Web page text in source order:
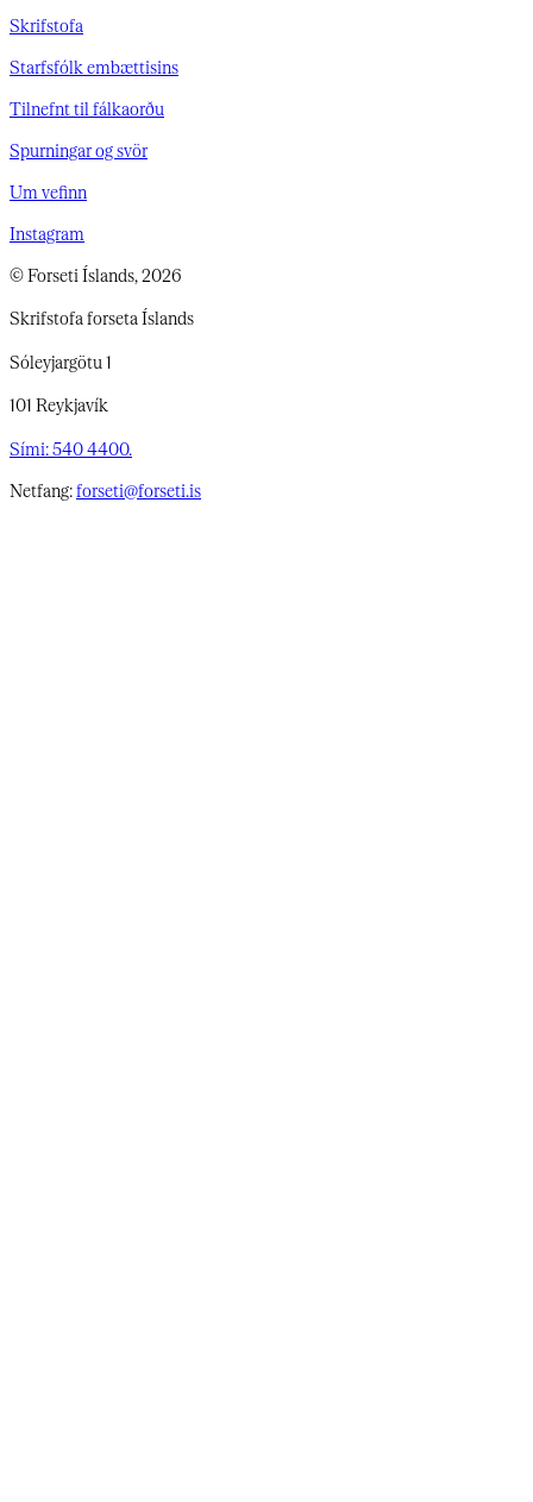
Skrifstofa
Starfsfólk embættisins
Tilnefnt til fálkaorðu
Spurningar og svör
Um vefinn
Instagram
© Forseti Íslands, 2026
Skrifstofa forseta Íslands
Sóleyjargötu 1
101 Reykjavík
Sími: 540 4400.
Netfang:forseti@forseti.is